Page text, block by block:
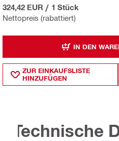
Nettopreis (rabattiert)
324,42 EUR / 1 Stück
IN DEN
ZUR EINKAUFSLISTE
HINZUFÜGEN
Technische